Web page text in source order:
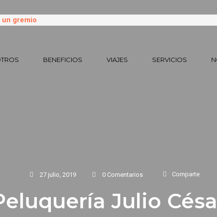
BENEFICIOS VIAJES SERVICIOS
27 julio, 2019 0 Comentarios Comparte
Julio